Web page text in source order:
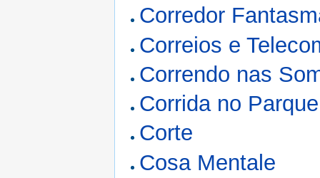
Corredor
Correios e
Correndo nas
Corrida no Parque
Corte
Cosa Mentale